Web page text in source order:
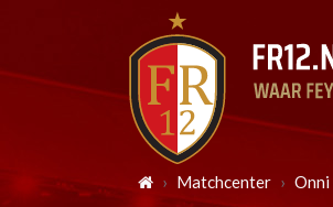
Matchcenter Onni